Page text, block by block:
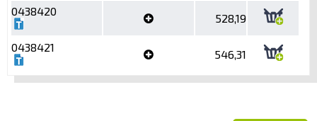
0438420
528,19
0438421
546,31